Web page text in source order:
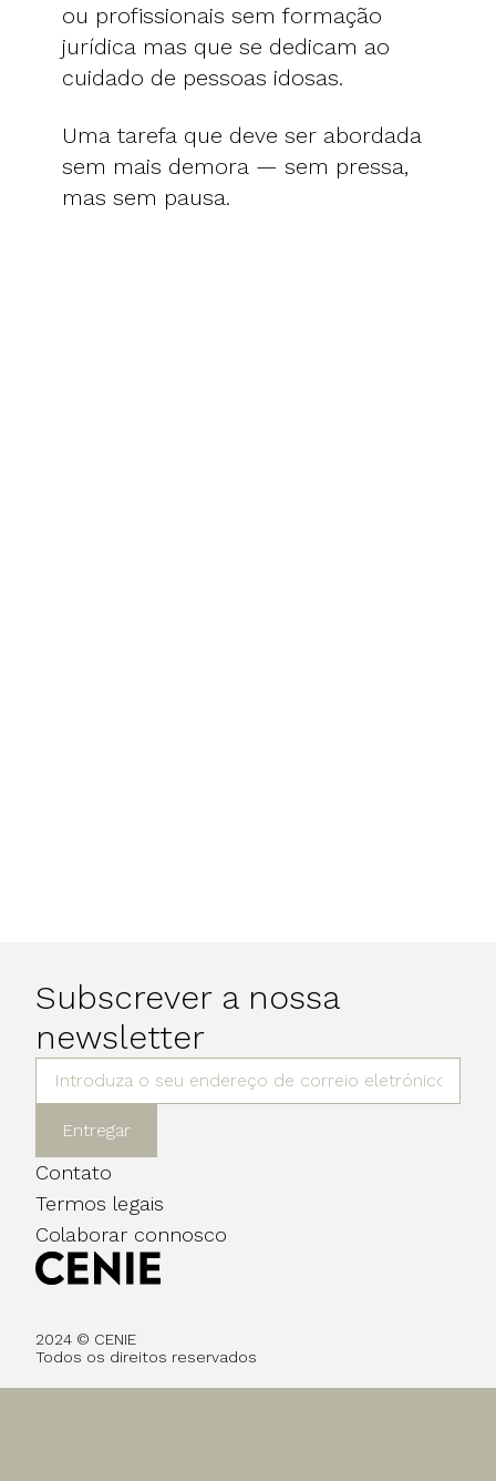
ou profissionais sem formação
jurídica mas que se dedicam ao
cuidado de pessoas idosas.
Uma tarefa que deve ser abordada
sem mais demora — sem pressa,
mas sem pausa.
Subscrever a nossa
newsletter
Entregar
Contato
Termos legais
Colaborar connosco
2024 © CENIE
Todos os direitos reservados